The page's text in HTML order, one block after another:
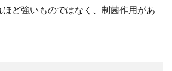
ど強いものではなく、制菌作用があ